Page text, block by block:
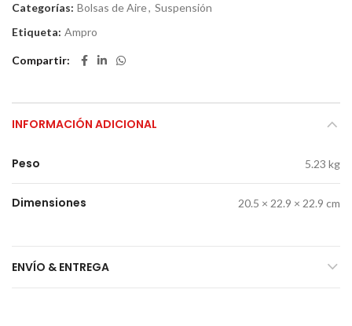
Categorías: Bolsas de Aire, Suspensión
Etiqueta: Ampro
Compartir
INFORMACIÓN ADICIONAL
Peso 5.23 kg
Dimensiones 20.5 × 22.9 × 22.9 cm
ENVÍO & ENTREGA